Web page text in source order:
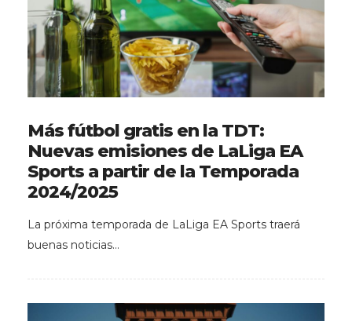
Más fútbol gratis en la TDT:
Nuevas emisiones de LaLiga EA
Sports a partir de la Temporada
2024/2025
La próxima temporada de LaLiga EA Sports traerá
buenas noticias…